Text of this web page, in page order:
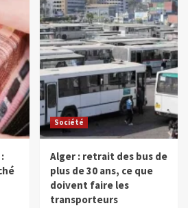
Société
Alger : retrait des bus de
plus de 30 ans, ce que
doivent faire les
transporteurs